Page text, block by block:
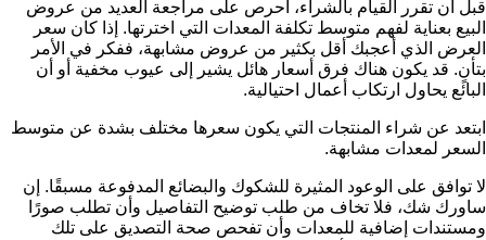
قبل أن تقرر القيام بالشراء، احرص على مراجعة العديد من عروض
البيع بعناية لفهم متوسط تكلفة المعدات التي اخترتها. إذا كان سعر
العرض الذي أعجبك أقل بكثير من عروض مشابهة، ففكر في الأمر
بتأنٍ. قد يكون هناك فرق أسعار هائل يشير إلى عيوب مخفية أو أن
البائع يحاول ارتكاب أعمال احتيالية.
ابتعد عن شراء المنتجات التي يكون سعرها مختلف بشدة عن متوسط
السعر لمعدات مشابهة.
لا توافق على الوعود المثيرة للشكوك والبضائع المدفوعة مسبقًا. إن
ساورك شك، فلا تخاف من طلب توضيح التفاصيل وأن تطلب صورًا
ومستندات إضافية للمعدات وأن تفحص صحة التصديق على تلك